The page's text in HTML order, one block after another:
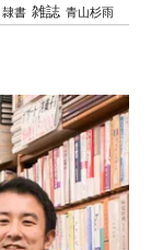
隷書 雑誌 青山杉雨